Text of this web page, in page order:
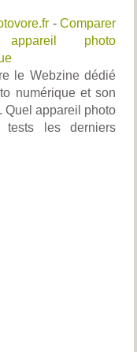
- Comparer
photo
le Webzine dédié
numérique et son
Quel appareil photo
tests les derniers